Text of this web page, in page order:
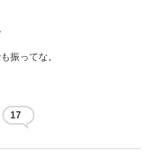
振ってな。
17